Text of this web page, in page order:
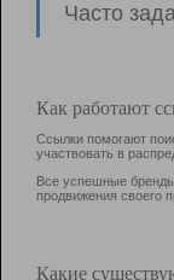
Часто
Как работают
Ссылки помогают
участвовать в
Все успешные
продвижения своего
Какие